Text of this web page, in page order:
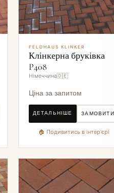
FELDHAUS KLINKER
Клінкерна бруківка
P408
Німеччина🇩🇪
Ціна за запитом
ДЕТАЛЬНІШЕ ЗАМОВИТИ
🏠 Подивитись в інтер'єрі